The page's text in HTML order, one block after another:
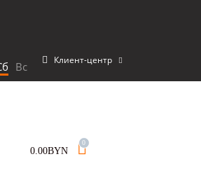
Вс Клиент-центр
0.00BYN
0